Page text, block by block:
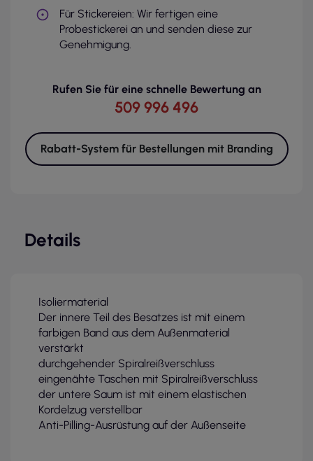
Für Stickereien: Wir fertigen eine
Probestickerei an und senden diese zur
Genehmigung.
Rufen Sie für eine schnelle Bewertung an
509 996 496
Rabatt-System für Bestellungen mit Branding
Details
Isoliermaterial
Der innere Teil des Besatzes ist mit einem
farbigen Band aus dem Außenmaterial
verstärkt
durchgehender Spiralreißverschluss
eingenähte Taschen mit Spiralreißverschluss
der untere Saum ist mit einem elastischen
Kordelzug verstellbar
Anti-Pilling-Ausrüstung auf der Außenseite